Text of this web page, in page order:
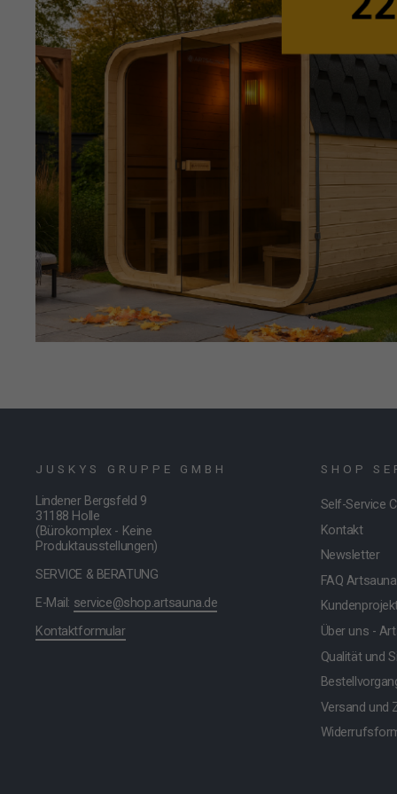
JUSKYS GRUPPE GMBH
Lindener Bergsfeld 9
31188 Holle
(Bürokomplex - Keine
Produktausstellungen)
SERVICE & BERATUNG
E-Mail: service@shop.artsauna.de
Kontaktformular
SHOP
Self-Service
Kontakt
Newsletter
FAQ Artsauna
Über uns -
Qualität und
Versand und